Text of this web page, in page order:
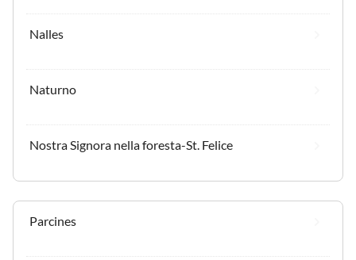
Nalles
Naturno
Nostra Signora nella foresta-St. Felice
Parcines